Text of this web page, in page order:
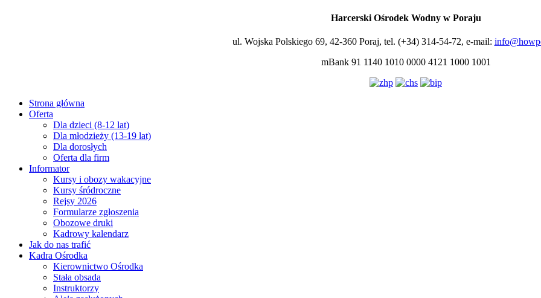
Harcerski Ośrodek Wodny w Poraju
ul. Wojska Polskiego 69, 42-360 Poraj, tel. (+34) 314-54-72, e-mail:
mBank 91 1140 1010 0000 4121 1000 1001
Strona główna
Oferta
Dla dzieci (8-12 lat)
Dla młodzieży (13-19 lat)
Dla dorosłych
Oferta dla firm
Informator
Kursy i obozy wakacyjne
Kursy śródroczne
Rejsy 2026
Formularze zgłoszenia
Obozowe druki
Kadrowy kalendarz
Jak do nas trafić
Kadra Ośrodka
Kierownictwo Ośrodka
Stała obsada
Instruktorzy